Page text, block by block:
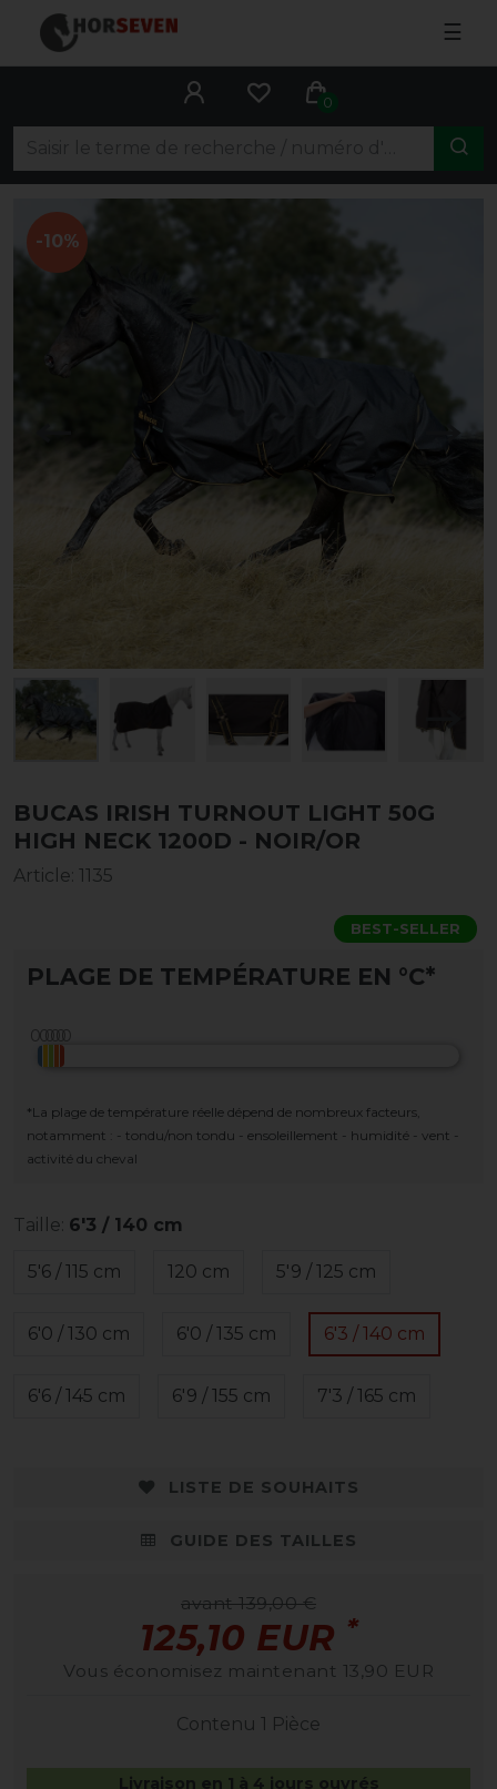
☰
0
-10%
BUCAS IRISH TURNOUT LIGHT 50G
HIGH NECK 1200D - NOIR/OR
Article: 1135
BEST-SELLER
PLAGE DE TEMPÉRATURE EN °C*
*La plage de température réelle dépend de nombreux facteurs,
notamment : - tondu/non tondu - ensoleillement - humidité - vent -
activité du cheval
Taille: 6'3 / 140 cm
5'6 / 115 cm 120 cm 5'9 / 125 cm
6'0 / 130 cm 6'0 / 135 cm 6'3 / 140 cm
6'6 / 145 cm 6'9 / 155 cm 7'3 / 165 cm
LISTE DE SOUHAITS
GUIDE DES TAILLES
avant 139,00 €
125,10 EUR *
Vous économisez maintenant 13,90 EUR
Contenu 1 Pièce
Livraison en 1 à 4 jours ouvrés